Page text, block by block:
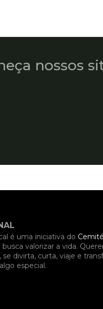
nossos
é uma iniciativa do
busca valorizar a vida.
divirta, curta, viaje e
especial.